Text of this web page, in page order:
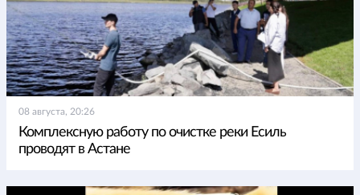
08 августа, 20:26
Комплексную работу по очистке реки Есиль
проводят в Астане